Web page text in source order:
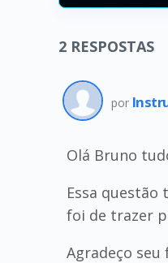
2 RESPOSTAS
por
Olá Bruno
Essa
foi de trazer
Agradeço